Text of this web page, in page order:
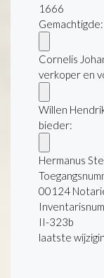
1666
Gemachtigde:
Cornelis
verkoper en
Willen
bieder:
Hermanus
00124
II-323b
laatste